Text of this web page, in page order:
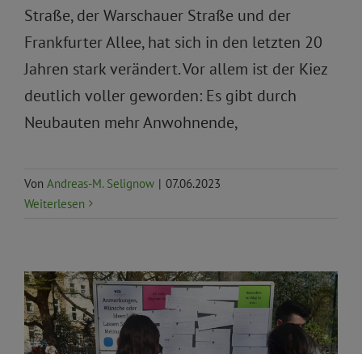
Straße, der Warschauer Straße und der
Frankfurter Allee, hat sich in den letzten 20
Jahren stark verändert. Vor allem ist der Kiez
deutlich voller geworden: Es gibt durch
Neubauten mehr Anwohnende,
Von Andreas-M. Selignow | 07.06.2023
Weiterlesen